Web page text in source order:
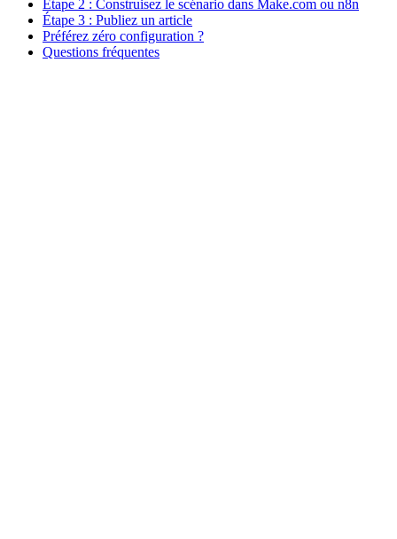
Étape 2 : Construisez le scénario dans Make.com ou n8n
Étape 3 : Publiez un article
Préférez zéro configuration ?
Questions fréquentes